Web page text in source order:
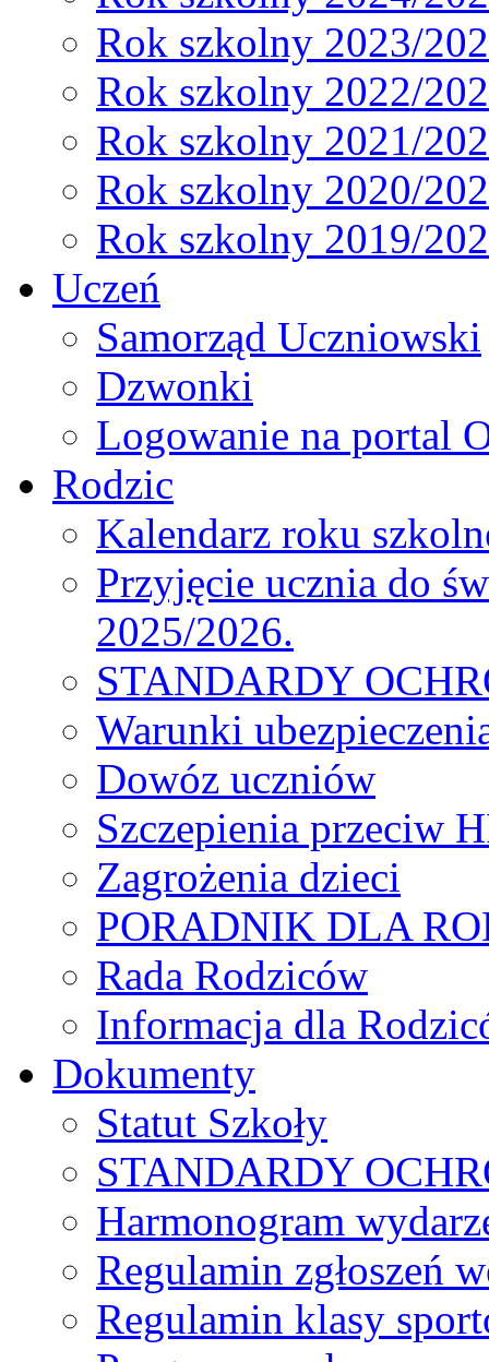
Rok szkolny 2023/
Rok szkolny 2022/
Rok szkolny 2021/
Rok szkolny 2020/
Rok szkolny 2019/
Uczeń
Samorząd Uczniowski
Dzwonki
Logowanie na portal
Rodzic
Kalendarz roku
Przyjęcie ucznia do
2025/2026.
STANDARDY
Warunki
Dowóz uczniów
Szczepienia przeciw
Zagrożenia dzieci
PORADNIK DLA
Rada Rodziców
Іnformacja dla
Dokumenty
Statut Szkoły
STANDARDY
Harmonogram
Regulamin zgłoszeń
Regulamin klasy